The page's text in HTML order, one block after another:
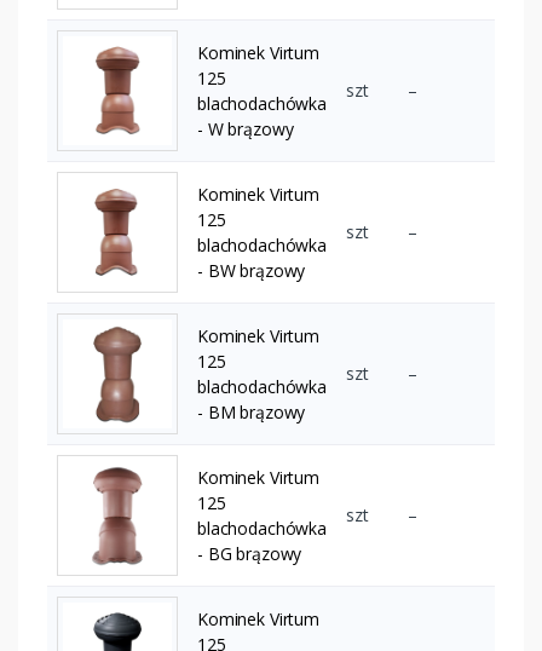
Kominek Virtum
125
blachodachówka
- W brązowy
szt –
Kominek Virtum
125
blachodachówka
- BW brązowy
szt –
Kominek Virtum
125
blachodachówka
- BM brązowy
szt –
Kominek Virtum
125
blachodachówka
- BG brązowy
szt –
Kominek Virtum
125